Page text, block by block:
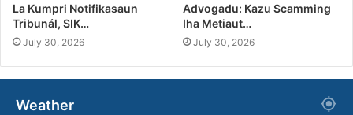
La Kumpri Notifikasaun
Tribunál, SIK…
July 30, 2026
Advogadu: Kazu Scamming
Iha Metiaut…
July 30, 2026
Weather